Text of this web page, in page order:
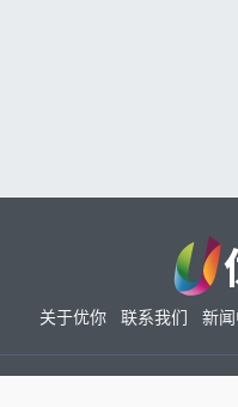
关于优你 联系我们 新